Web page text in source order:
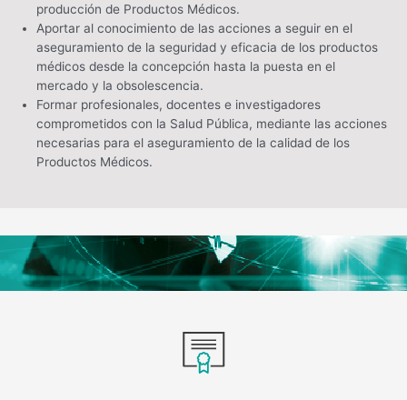
producción de Productos Médicos.
Aportar al conocimiento de las acciones a seguir en el
aseguramiento de la seguridad y eficacia de los productos
médicos desde la concepción hasta la puesta en el
mercado y la obsolescencia.
Formar profesionales, docentes e investigadores
comprometidos con la Salud Pública, mediante las acciones
necesarias para el aseguramiento de la calidad de los
Productos Médicos.